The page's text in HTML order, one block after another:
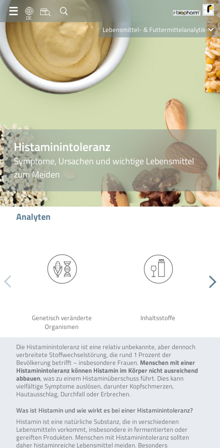
DE
Lebensmittel- & Futtermittelanalytik
Clinical Diagnostics
R-Biopharm AG
Nutrition Care
Histaminintoleranz
Symptome, Ursachen und wichtige Lebensmittel
zum Meiden
Analyten
Genetisch veränderte
Organismen
Inhaltsstoffe
Die Histaminintoleranz ist eine relativ unbekannte, aber dennoch
verbreitete Stoffwechselstörung, die rund 1 Prozent der
Bevölkerung betrifft – insbesondere Frauen. Menschen mit einer
Histaminintoleranz können Histamin im Körper nicht ausreichend
abbauen, was zu einem Histaminüberschuss führt. Dies kann
vielfältige Symptome auslösen, darunter Kopfschmerzen,
Hautausschlag, Durchfall oder Erbrechen.
Was ist Histamin und wie wirkt es bei einer Histaminintoleranz?
Histamin ist eine natürliche Substanz, die in verschiedenen
Lebensmitteln vorkommt, insbesondere in fermentierten oder
gereiften Produkten. Menschen mit Histaminintoleranz sollten
daher histaminreiche Lebensmittel meiden. Besonders